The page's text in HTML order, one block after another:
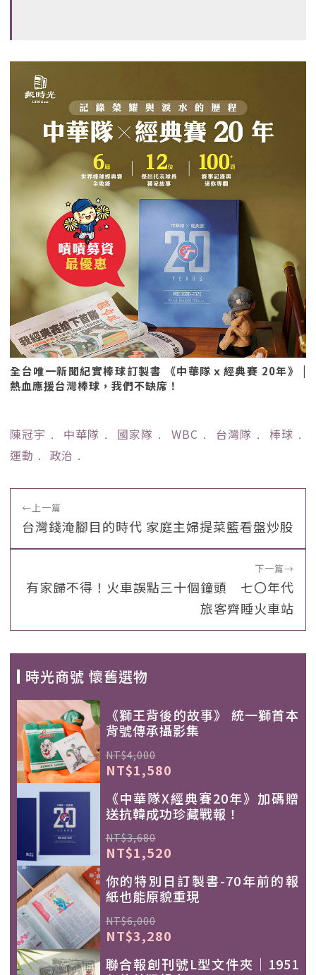
全台唯一新聞紀實棒球訂製書 《中華隊ｘ經典賽 20年》 |
熱血應援台灣棒球，我們不缺席！
陳冠宇 ﹒ 中華隊 ﹒ 國家隊 ﹒ WBC ﹒ 台灣隊 ﹒ 棒球 ﹒
運動 ﹒ 政治 ﹒
←上一篇
台灣錢淹腳目的時代 家庭主婦提菜籃看盤炒股
下一篇→
有家歸不得！火車誤點三十個鐘頭 七〇年代
旅客齊睡火車站
時光商號 懷舊選物
《獅王背後的故事》 統一獅首本
背號傳承攝影集
NT$4,000
NT$1,580
《中華隊X經典賽20年》加碼贈
送抗韓成功珍藏戰報！
NT$3,680
NT$1,520
你的特別日訂製書-70年前的報
紙也能原貌重現
NT$6,000
NT$3,280
聯合報創刊號L型文件夾｜1951